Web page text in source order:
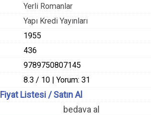
Yerli Romanlar
Yapı Kredi Yayınları
1955
436
9789750807145
8.3 / 10 | Yorum: 31
Fiyat Listesi / Satın Al
bedava al